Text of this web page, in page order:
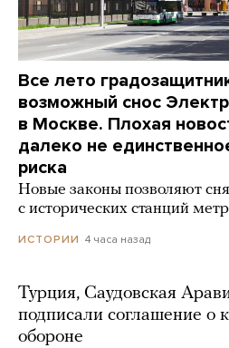
Все лето
возможный снос
в Москве. Плохая
далеко не
риска
Новые законы позволяют
с исторических станций
ИСТОРИИ 4 часа назад
Турция, Саудовская
подписали соглашение о
обороне